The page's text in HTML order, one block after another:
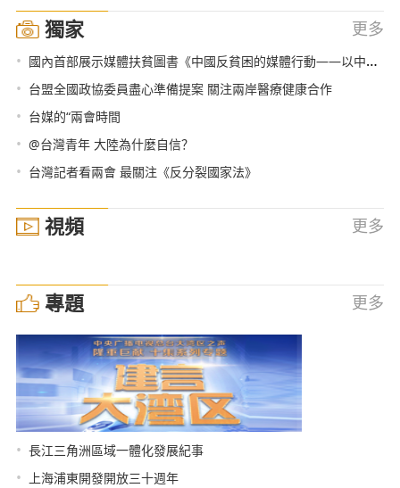
獨家 更多
• 國內首部展示媒體扶貧圖書《中國反貧困的媒體行動——以中央廣播電視總臺的實踐為例》出版發行
• 台盟全國政協委員盡心準備提案 關注兩岸醫療健康合作
• 台媒的“兩會時間
• @台灣青年 大陸為什麼自信？
• 台灣記者看兩會 最關注《反分裂國家法》
視頻 更多
專題 更多
• 長江三角洲區域一體化發展紀事
• 上海浦東開發開放三十週年